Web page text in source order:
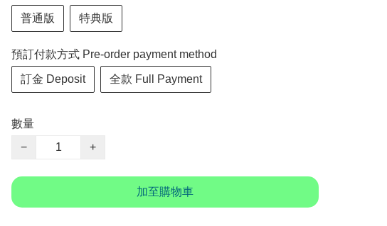
普通版 特典版
預訂付款方式 Pre-order payment method
訂金 Deposit 全款 Full Payment
數量
−
+
加至購物車